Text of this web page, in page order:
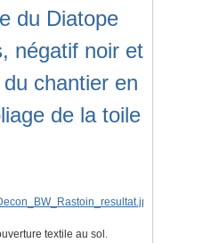
du Diatope
négatif noir et
chantier en
de la toile
textile au sol.